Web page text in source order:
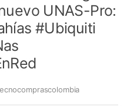
UNAS-Pro:
#Ubiquiti